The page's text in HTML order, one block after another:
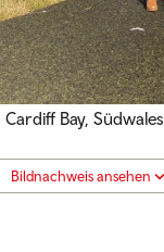
Cardiff Bay, Südwales
Bildnachweis ansehen